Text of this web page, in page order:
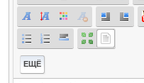
ЕЩЁ